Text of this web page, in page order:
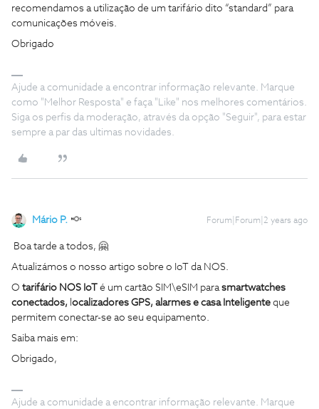
recomendamos a utilização de um tarifário dito “standard” para
comunicações móveis.
Obrigado
Ajude a comunidade a encontrar informação relevante. Marque
como "Melhor Resposta" e faça "Like" nos melhores comentários.
Siga os perfis da moderação, através da opção "Seguir", para estar
sempre a par das ultimas novidades.
Mário P. Forum|Forum|2 years ago
Boa tarde a todos, 🤗
Atualizámos o nosso artigo sobre o IoT da NOS.
O tarifário NOS IoT é um cartão SIM\eSIM parasmartwatches
conectados, ocalizadores GPS, alarmes e casa Inteligente que
permitem conectar-se ao seu equipamento.
Saiba mais em:
Obrigado,
Ajude a comunidade a encontrar informação relevante. Marque